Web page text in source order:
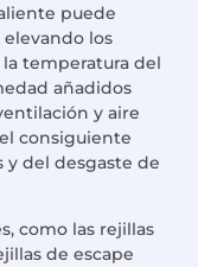
puede
los
temperatura del
añadidos
y aire
consiguiente
y del desgaste de
como las rejillas
de escape